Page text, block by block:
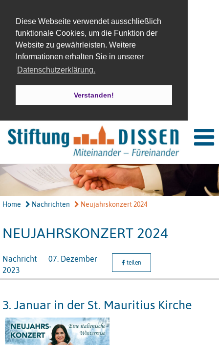
Diese Webseite verwendet ausschließlich
funktionale Cookies, um die Funktion der
Website zu gewährleisten. Weitere
Informationen erhalten Sie in unserer
Datenschutzerklärung.
Verstanden!
Home Nachrichten Neujahrskonzert 2024
NEUJAHRSKONZERT 2024
Nachricht
07. Dezember
2023
teilen
3. Januar in der St. Mauritius Kirche